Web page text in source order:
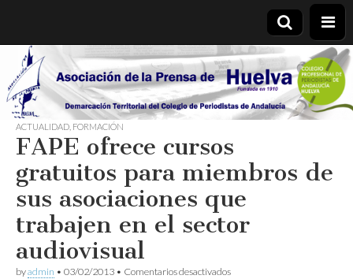
Asociación
de la
Prensa de
Huelva
ACTUALIDAD FORMACIÓN
FAPE ofrece cursos
gratuitos para miembros de
sus asociaciones que
trabajen en el sector
audiovisual
byadmin • 03/02/2013 • Comentarios desactivadosen